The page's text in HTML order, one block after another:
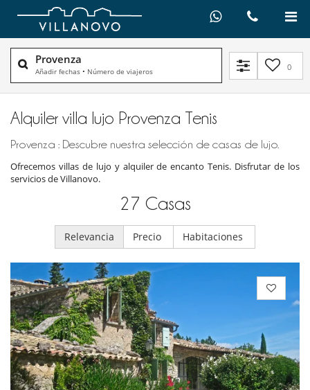
Provenza
Añadir fechas • Número de viajeros 0
Alquiler villa lujo Provenza Tenis
Provenza : Descubre nuestra selección de casas de lujo.
Ofrecemos villas de lujo y alquiler de encanto Tenis. Disfrutar de los
servicios de Villanovo.
27 Casas
Relevancia Precio Habitaciones